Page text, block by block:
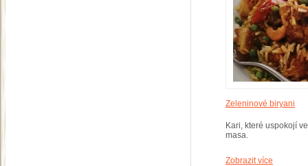
Zeleninové biryani
Kari, které uspokojí
masa.
Zobrazit více